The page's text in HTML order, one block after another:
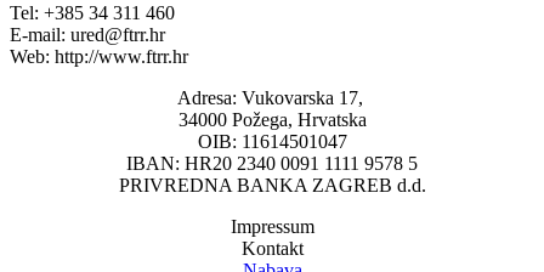
Tel: +385 34 311 460
E-mail: ured@ftrr.hr
Web: http://www.ftrr.hr
Adresa: Vukovarska 17,
34000 Požega, Hrvatska
OIB: 11614501047
IBAN: HR20 2340 0091 1111 9578 5
PRIVREDNA BANKA ZAGREB d.d.
Impressum
Kontakt